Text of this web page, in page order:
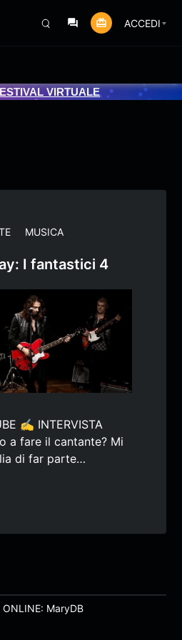
ACCEDI
VIRTUALE
MUSICA
I fantastici 4
✍️ INTERVISTA
a fare il cantante? Mi
di far parte…
ONLINE: MaryDB